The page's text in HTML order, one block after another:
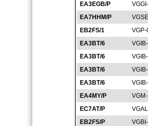
EA3EGB/P
EA7HHM/P
EB2FS/1
EA3BT/6
EA3BT/6
EA3BT/6
EA3BT/6
EA4MY/P
EC7AT/P
EB2FS/P